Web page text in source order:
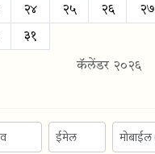
२४ २५ २६ २७
३१
कॅलेंडर २०२६